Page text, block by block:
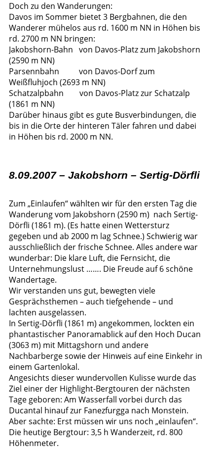
Doch zu den Wanderungen:
Davos im Sommer bietet 3 Bergbahnen, die den
Wanderer mühelos aus rd. 1600 m NN in Höhen bis
rd. 2700 m NN bringen:
Jakobshorn-Bahn von Davos-Platz zum Jakobshorn
(2590 m NN)
Parsennbahn von Davos-Dorf zum
Weißfluhjoch (2693 m NN)
Schatzalpbahn von Davos-Platz zur Schatzalp
(1861 m NN)
Darüber hinaus gibt es gute Busverbindungen, die
bis in die Orte der hinteren Täler fahren und dabei
in Höhen bis rd. 2000 m NN.
8.09.2007 – Jakobshorn – Sertig-Dörfli
Zum „Einlaufen“ wählten wir für den ersten Tag die
Wanderung vom Jakobshorn (2590 m) nach Sertig-
Dörfli (1861 m). (Es hatte einen Wettersturz
gegeben und ab 2000 m lag Schnee.) Schwierig war
ausschließlich der frische Schnee. Alles andere war
wunderbar: Die klare Luft, die Fernsicht, die
Unternehmungslust ……. Die Freude auf 6 schöne
Wandertage.
Wir verstanden uns gut, bewegten viele
Gesprächsthemen – auch tiefgehende – und
lachten ausgelassen.
In Sertig-Dörfli (1861 m) angekommen, lockten ein
phantastischer Panoramablick auf den Hoch Ducan
(3063 m) mit Mittagshorn und andere
Nachbarberge sowie der Hinweis auf eine Einkehr in
einem Gartenlokal.
Angesichts dieser wundervollen Kulisse wurde das
Ziel einer der Highlight-Bergtouren der nächsten
Tage geboren: Am Wasserfall vorbei durch das
Ducantal hinauf zur Fanezfurgga nach Monstein.
Aber sachte: Erst müssen wir uns noch „einlaufen“.
Die heutige Bergtour: 3,5 h Wanderzeit, rd. 800
Höhenmeter.